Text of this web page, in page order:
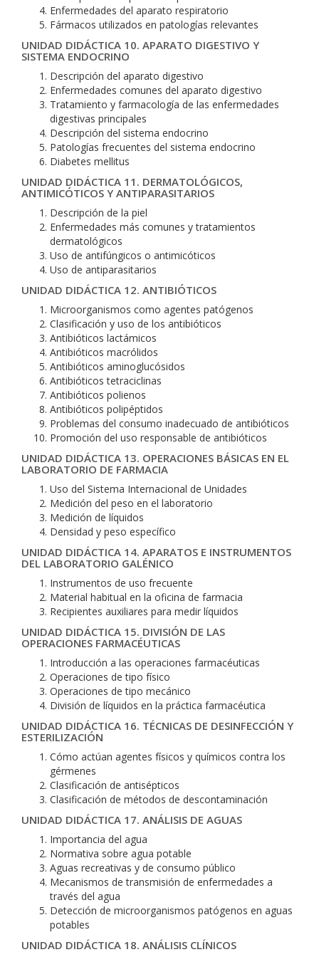
Enfermedades del aparato respiratorio
Fármacos utilizados en patologías relevantes
UNIDAD DIDÁCTICA 10. APARATO DIGESTIVO Y
SISTEMA ENDOCRINO
Descripción del aparato digestivo
Enfermedades comunes del aparato digestivo
Tratamiento y farmacología de las enfermedades
digestivas principales
Descripción del sistema endocrino
Patologías frecuentes del sistema endocrino
Diabetes mellitus
UNIDAD DIDÁCTICA 11. DERMATOLÓGICOS,
ANTIMICÓTICOS Y ANTIPARASITARIOS
Descripción de la piel
Enfermedades más comunes y tratamientos
dermatológicos
Uso de antifúngicos o antimicóticos
Uso de antiparasitarios
UNIDAD DIDÁCTICA 12. ANTIBIÓTICOS
Microorganismos como agentes patógenos
Clasificación y uso de los antibióticos
Antibióticos lactámicos
Antibióticos macrólidos
Antibióticos aminoglucósidos
Antibióticos tetraciclinas
Antibióticos polienos
Antibióticos polipéptidos
Problemas del consumo inadecuado de antibióticos
Promoción del uso responsable de antibióticos
UNIDAD DIDÁCTICA 13. OPERACIONES BÁSICAS EN EL
LABORATORIO DE FARMACIA
Uso del Sistema Internacional de Unidades
Medición del peso en el laboratorio
Medición de líquidos
Densidad y peso específico
UNIDAD DIDÁCTICA 14. APARATOS E INSTRUMENTOS
DEL LABORATORIO GALÉNICO
Instrumentos de uso frecuente
Material habitual en la oficina de farmacia
Recipientes auxiliares para medir líquidos
UNIDAD DIDÁCTICA 15. DIVISIÓN DE LAS
OPERACIONES FARMACÉUTICAS
Introducción a las operaciones farmacéuticas
Operaciones de tipo físico
Operaciones de tipo mecánico
División de líquidos en la práctica farmacéutica
UNIDAD DIDÁCTICA 16. TÉCNICAS DE DESINFECCIÓN Y
ESTERILIZACIÓN
Cómo actúan agentes físicos y químicos contra los
gérmenes
Clasificación de antisépticos
Clasificación de métodos de descontaminación
UNIDAD DIDÁCTICA 17. ANÁLISIS DE AGUAS
Importancia del agua
Normativa sobre agua potable
Aguas recreativas y de consumo público
Mecanismos de transmisión de enfermedades a
través del agua
Detección de microorganismos patógenos en aguas
potables
UNIDAD DIDÁCTICA 18. ANÁLISIS CLÍNICOS